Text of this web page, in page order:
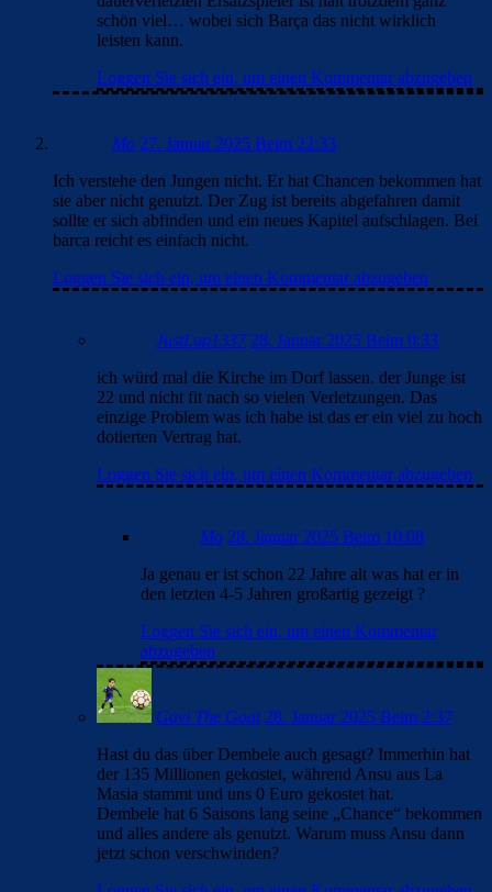
schön viel… wobei sich Barça das nicht wirklich
leisten kann.
Loggen Sie sich ein, um einen Kommentar abzugeben
Mo 27. Januar 2025 Beim 22:33
Ich verstehe den Jungen nicht. Er hat Chancen bekommen hat
sie aber nicht genutzt. Der Zug ist bereits abgefahren damit
sollte er sich abfinden und ein neues Kapitel aufschlagen. Bei
barca reicht es einfach nicht.
Loggen Sie sich ein, um einen Kommentar abzugeben
JustLup1337 28. Januar 2025 Beim 0:33
ich würd mal die Kirche im Dorf lassen. der Junge ist
22 und nicht fit nach so vielen Verletzungen. Das
einzige Problem was ich habe ist das er ein viel zu hoch
dotierten Vertrag hat.
Loggen Sie sich ein, um einen Kommentar abzugeben
Mo 28. Januar 2025 Beim 10:08
Ja genau er ist schon 22 Jahre alt was hat er in
den letzten 4-5 Jahren großartig gezeigt ?
Loggen Sie sich ein, um einen Kommentar
abzugeben
Gavi The Goat 28. Januar 2025 Beim 2:37
Hast du das über Dembele auch gesagt? Immerhin hat
der 135 Millionen gekostet, während Ansu aus La
Masia stammt und uns 0 Euro gekostet hat.
Dembele hat 6 Saisons lang seine „Chance“ bekommen
und alles andere als genutzt. Warum muss Ansu dann
jetzt schon verschwinden?